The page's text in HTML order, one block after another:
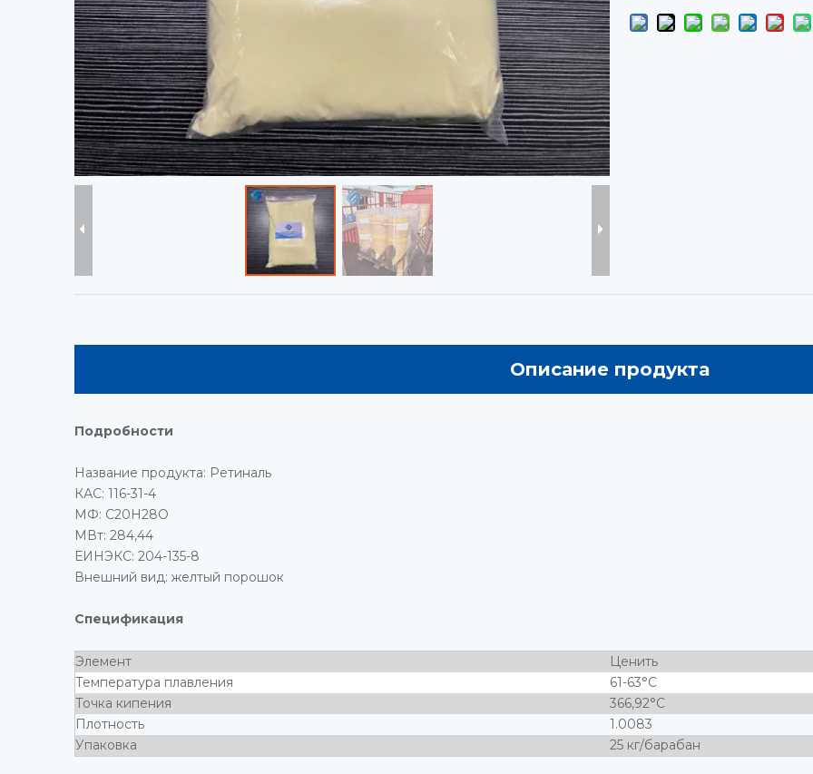
Описание продукта
Подробности
Название продукта: Ретиналь
КАС: 116-31-4
МФ: C20H28O
МВт: 284,44
ЕИНЭКС: 204-135-8
Внешний вид: желтый порошок
Спецификация
Элемент
Ценить
Температура плавления
61-63°С
Точка кипения
366,92°С
Плотность
1.0083
Упаковка
25 кг/барабан